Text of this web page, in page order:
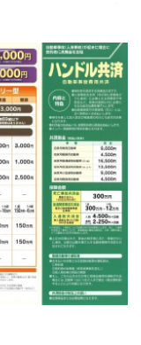
試験
て伴走します～